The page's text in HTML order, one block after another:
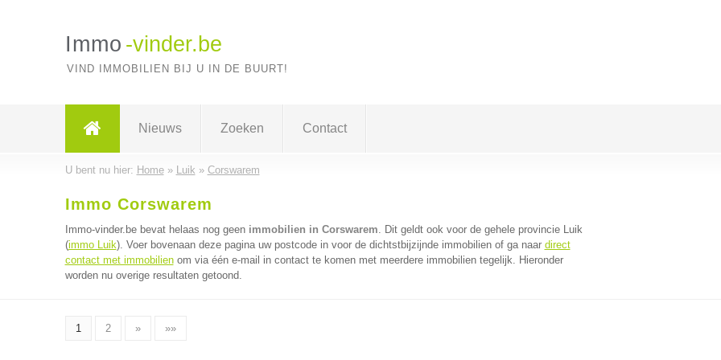
Immo -vinder.be
VIND IMMOBILIEN BIJ U IN DE BUURT!
Nieuws Zoeken Contact
U bent nu hier: Home» Luik » Corswarem
Immo Corswarem
Immo-vinder.be bevat helaas nog geen immobilien in Corswarem. Dit geldt ook voor de gehele provincie Luik
(immo Luik). Voer bovenaan deze pagina uw postcode in voor de dichtstbijzijnde immobilien of ga naar direct
contact met immobilienom via één e-mail in contact te komen met meerdere immobilien tegelijk. Hieronder
worden nu overige resultaten getoond.
1 2 » »»